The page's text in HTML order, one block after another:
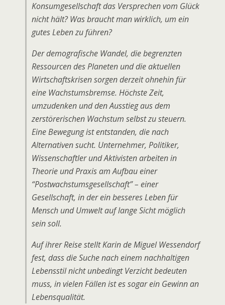
Konsumgesellschaft das Versprechen vom Glück
nicht hält? Was braucht man wirklich, um ein
gutes Leben zu führen?
Der demografische Wandel, die begrenzten
Ressourcen des Planeten und die aktuellen
Wirtschaftskrisen sorgen derzeit ohnehin für
eine Wachstumsbremse. Höchste Zeit,
umzudenken und den Ausstieg aus dem
zerstörerischen Wachstum selbst zu steuern.
Eine Bewegung ist entstanden, die nach
Alternativen sucht. Unternehmer, Politiker,
Wissenschaftler und Aktivisten arbeiten in
Theorie und Praxis am Aufbau einer
“Postwachstumsgesellschaft” – einer
Gesellschaft, in der ein besseres Leben für
Mensch und Umwelt auf lange Sicht möglich
sein soll.
Auf ihrer Reise stellt Karin de Miguel Wessendorf
fest, dass die Suche nach einem nachhaltigen
Lebensstil nicht unbedingt Verzicht bedeuten
muss, in vielen Fällen ist es sogar ein Gewinn an
Lebensqualität.